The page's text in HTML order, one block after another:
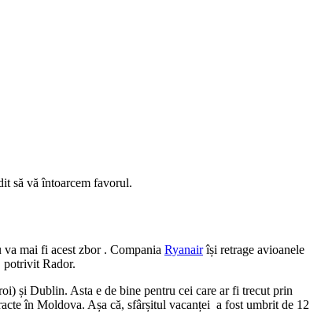
să vă întoarcem favorul.
mai fi acest zbor . Compania Ryanairîși retrage avioanele
potrivit Rador.
și Dublin. Asta e de bine pentru cei care ar fi trecut prin
în Moldova. Așa că, sfârșitul vacanței a fost umbrit de 12